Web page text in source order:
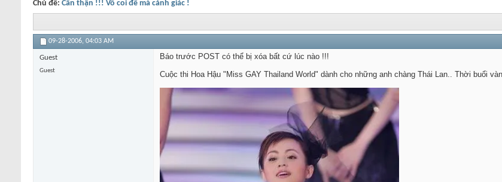
Chủ đề: Cẩn thận !!! Vô coi để mà cảnh giác !
09-28-2006, 04:03 AM
Guest
Guest
Báo trước POST có thể bị xóa bất cứ lúc nào !!!
Cuộc thi Hoa Hậu "Miss GAY Thailand World" dành cho những anh chàng Thái Lan.. Thời buổi